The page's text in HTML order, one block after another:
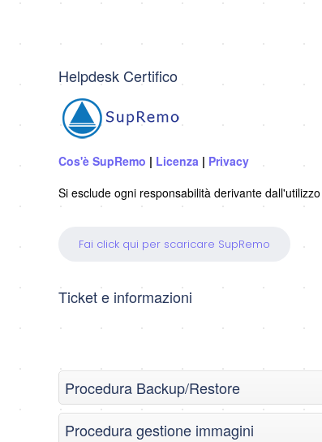
Helpdesk Certifico
Cos'è SupRemo | Licenza | Privacy
Si esclude ogni responsabilità derivante
Fai click qui per scaricare SupRemo
Ticket e informazioni
Procedura Backup/Restore
Procedura gestione immagini